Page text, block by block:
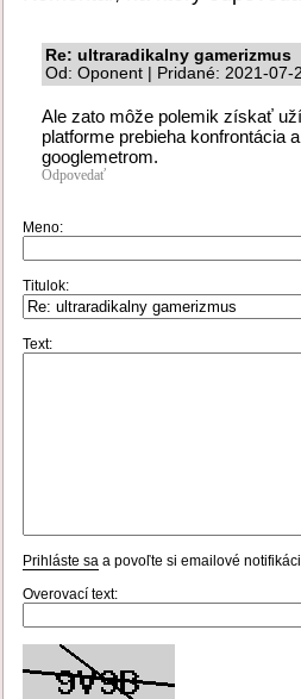
Re: ultraradikalny gamerizmus
Od: Oponent | Pridané: 2021-07-
Ale zato môže polemik získať
platforme prebieha konfrontácia
googlemetrom.
Odpovedať
Meno:
Titulok:
Text:
Prihláste sa a povoľte si emailové
Overovací text: